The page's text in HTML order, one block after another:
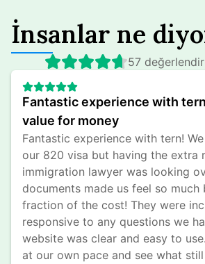
İnsanlar ne
57
Fantastic experience with
value for money
Fantastic experience with tern!
our 820 visa but having the extra
immigration lawyer was looking
documents made us feel so much
fraction of the cost! They were
responsive to any questions we
website was clear and easy to
at our own pace and see what